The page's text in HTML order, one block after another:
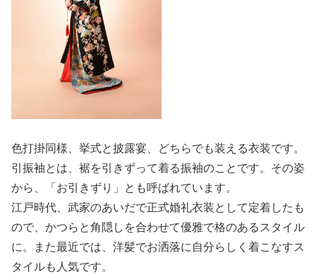
色打掛同様、挙式と披露宴、どちらでも装える衣装です。
引振袖とは、裾を引きずって着る振袖のことです。その姿
から、「お引きずり」とも呼ばれています。
江戸時代、武家のあいだで正式婚礼衣装として定着したも
ので、かつらと角隠しを合わせて優雅で格のあるスタイル
に。また最近では、洋髪でお洒落に自分らしく着こなすス
タイルも人気です。